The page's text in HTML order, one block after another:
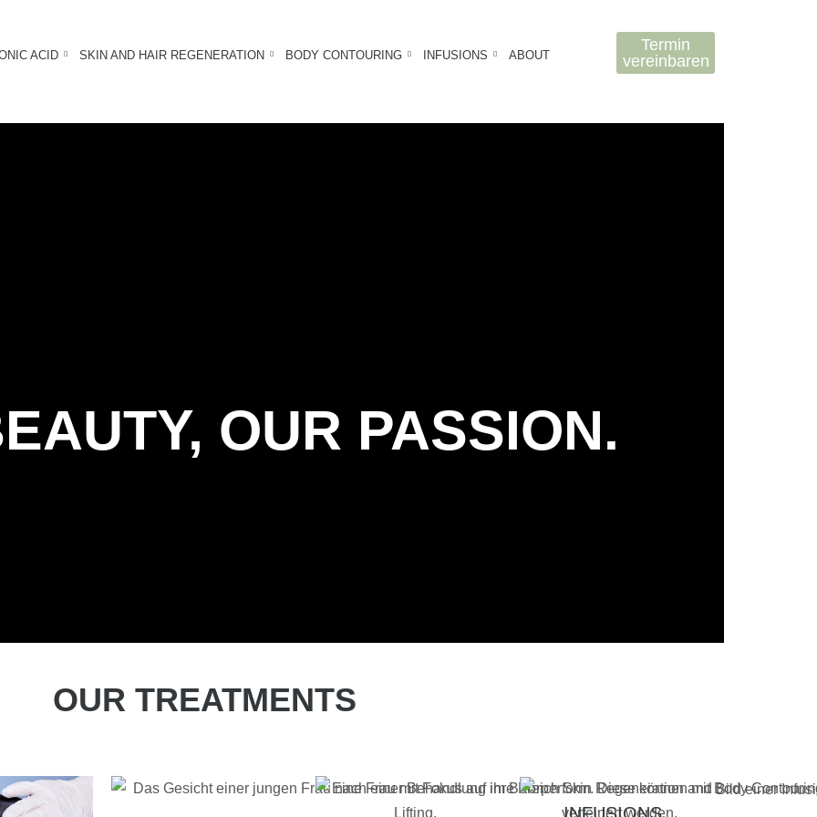
ACID SKIN AND HAIR REGENERATION BODY CONTOURING INFUSIONS ABOUT
Termin
vereinbaren
OUR PASSION.
OUR TREATMENTS